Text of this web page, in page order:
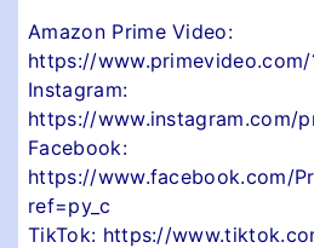
Amazon Prime Video:
https://www.primevideo.com/
Instagram:
https://www.instagram.com/
Facebook:
https://www.facebook.com/
ref=py_c
TikTok: https://